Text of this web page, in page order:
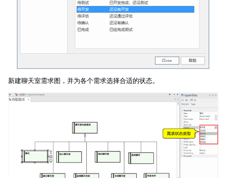
新建聊天室需求图，并为各个需求选择合适的状态。